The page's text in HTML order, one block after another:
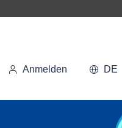
Anmelden DE